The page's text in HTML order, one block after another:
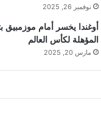
نوفمبر 26, 2025
أوغندا يخسر أمام موزمبيق
المؤهلة لكأس العالم
مارس 20, 2025